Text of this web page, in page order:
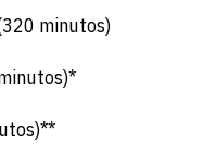
minutos)